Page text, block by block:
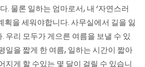
. 물론 일하는 엄마로서, 내 ‘자연스러
획을 세워야합니다. 사무실에서 길을 잃
우리 모두가 게으른 여름을 보낼 수 있
일을 짧게 한 여름, 일하는 시간이 짧아
지게 할 수있는 몇 달이 걸릴 수 있습니